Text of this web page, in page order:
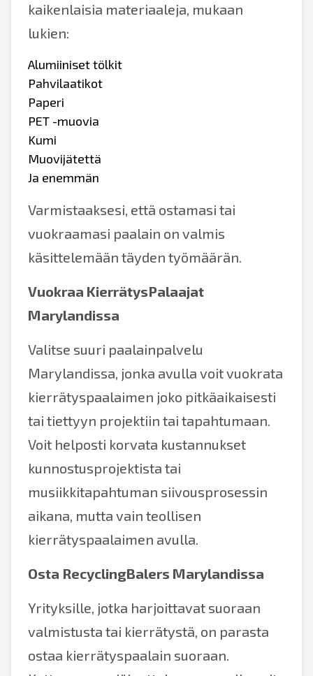
kaikenlaisia materiaaleja, mukaan
lukien:
Alumiiniset tölkit
Pahvilaatikot
Paperi
PET -muovia
Kumi
Muovijätettä
Ja enemmän
Varmistaaksesi, että ostamasi tai
vuokraamasi paalain on valmis
käsittelemään täyden työmäärän.
Vuokraa KierrätysPalaajat
Marylandissa
Valitse suuri paalainpalvelu
Marylandissa, jonka avulla voit vuokrata
kierrätyspaalaimen joko pitkäaikaisesti
tai tiettyyn projektiin tai tapahtumaan.
Voit helposti korvata kustannukset
kunnostusprojektista tai
musiikkitapahtuman siivousprosessin
aikana, mutta vain teollisen
kierrätyspaalaimen avulla.
Osta RecyclingBalers Marylandissa
Yrityksille, jotka harjoittavat suoraan
valmistusta tai kierrätystä, on parasta
ostaa kierrätyspaalain suoraan.